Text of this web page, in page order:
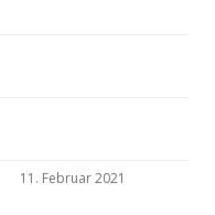
11. Februar 2021